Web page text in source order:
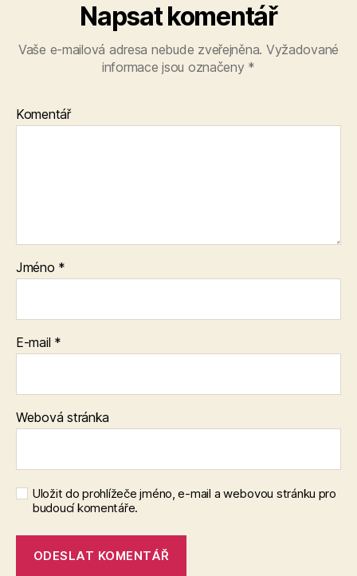
Napsat komentář
Vaše e-mailová adresa nebude zveřejněna. Vyžadované
informace jsou označeny *
Komentář
Jméno *
E-mail *
Webová stránka
Uložit do prohlížeče jméno, e-mail a webovou stránku pro
budoucí komentáře.